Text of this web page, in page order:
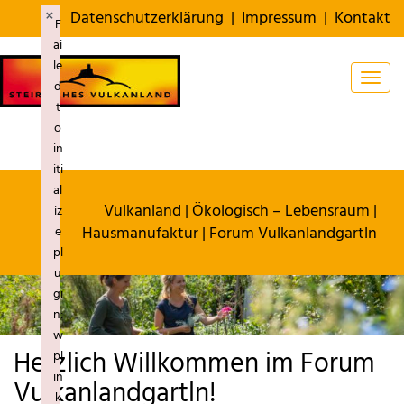
Datenschutzerklärung | Impressum | Kontakt
Vulkanland |Ökologisch – Lebensraum |
Hausmanufaktur| Forum Vulkanlandgartln
Herzlich Willkommen im Forum
Vulkanlandgartln!
F
ai
le
d
t
o
in
iti
al
iz
e
pl
u
gi
n:
w
pl
in
k
×